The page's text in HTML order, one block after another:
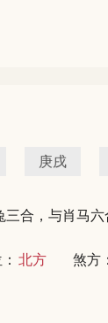
庚戌
三合，与肖马六
北方
煞方：